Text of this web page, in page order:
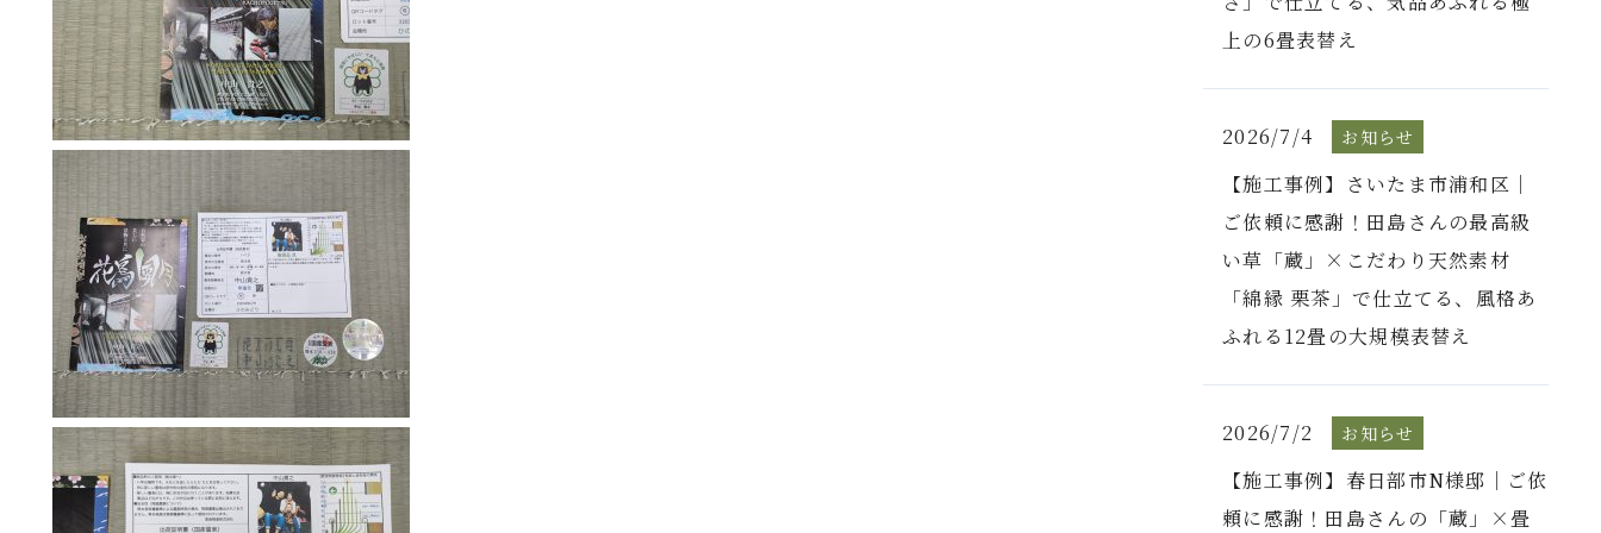
上の6畳表替え
2026/7/4 お知らせ
【施工事例】さいたま市浦和区｜
ご依頼に感謝！田島さんの最高級
い草「蔵」×こだわり天然素材
「綿縁 栗茶」で仕立てる、風格あ
ふれる12畳の大規模表替え
2026/7/2 お知らせ
【施工事例】春日部市N様邸｜ご依
頼に感謝！田島さんの「蔵」×畳